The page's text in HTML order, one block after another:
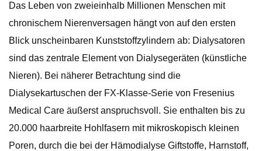
Das Leben von zweieinhalb Millionen Menschen mit
chronischem Nierenversagen hängt von auf den ersten
Blick unscheinbaren Kunststoffzylindern ab: Dialysatoren
sind das zentrale Element von Dialysegeräten (künstliche
Nieren). Bei näherer Betrachtung sind die
Dialysekartuschen der FX-Klasse-Serie von Fresenius
Medical Care äußerst anspruchsvoll. Sie enthalten bis zu
20.000 haarbreite Hohlfasern mit mikroskopisch kleinen
Poren, durch die bei der Hämodialyse Giftstoffe, Harnstoff,